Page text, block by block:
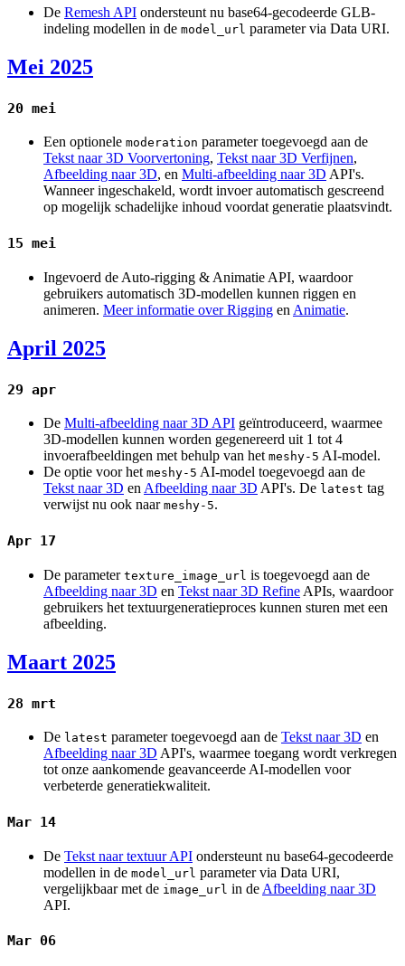
De Remesh API ondersteunt nu base64-gecodeerde GLB-
indeling modellen in de model_url parameter via Data URI.
Mei 2025
20 mei
Een optionele moderation parameter toegevoegd aan de
Tekst naar 3D Voorvertoning, Tekst naar 3D Verfijnen,
Afbeelding naar 3D, en Multi-afbeelding naar 3D API's.
Wanneer ingeschakeld, wordt invoer automatisch gescreend
op mogelijk schadelijke inhoud voordat generatie plaatsvindt.
15 mei
Ingevoerd de Auto-rigging & Animatie API, waardoor
gebruikers automatisch 3D-modellen kunnen riggen en
animeren. Meer informatie over Rigging en Animatie.
April 2025
29 apr
De Multi-afbeelding naar 3D API geïntroduceerd, waarmee
3D-modellen kunnen worden gegenereerd uit 1 tot 4
invoerafbeeldingen met behulp van het meshy-5 AI-model.
De optie voor het meshy-5 AI-model toegevoegd aan de
Tekst naar 3D en Afbeelding naar 3D API's. De latest tag
verwijst nu ook naar meshy-5.
Apr 17
De parameter texture_image_url is toegevoegd aan de
Afbeelding naar 3D en Tekst naar 3D Refine APIs, waardoor
gebruikers het textuurgeneratieproces kunnen sturen met een
afbeelding.
Maart 2025
28 mrt
De latest parameter toegevoegd aan de Tekst naar 3D en
Afbeelding naar 3D API's, waarmee toegang wordt verkregen
tot onze aankomende geavanceerde AI-modellen voor
verbeterde generatiekwaliteit.
Mar 14
De Tekst naar textuur API ondersteunt nu base64-gecodeerde
modellen in de model_url parameter via Data URI,
vergelijkbaar met de image_url in de Afbeelding naar 3D
API.
Mar 06